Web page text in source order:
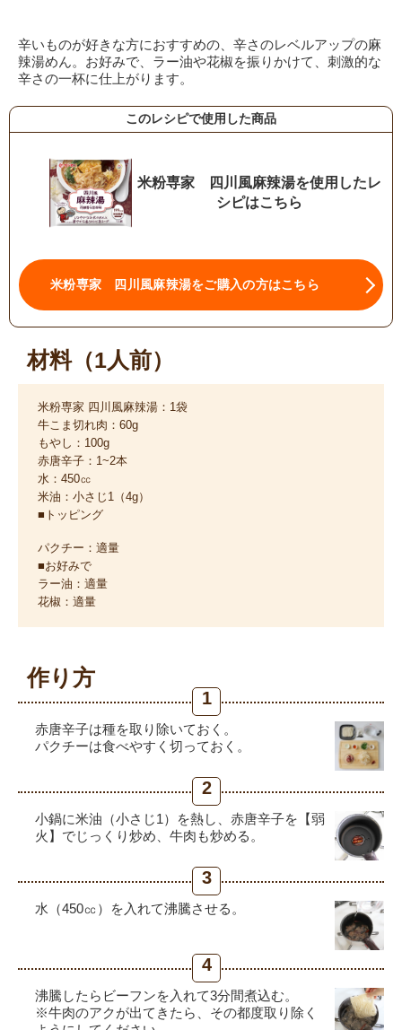
辛いものが好きな方におすすめの、辛さのレベルアップの麻
辣湯めん。お好みで、ラー油や花椒を振りかけて、刺激的な
辛さの一杯に仕上がります。
このレシピで使用した商品
米粉専家 四川風麻辣湯を使用したレ
シピはこちら
米粉専家 四川風麻辣湯をご購入の方はこちら
材料（1人前）
米粉専家 四川風麻辣湯：1袋
牛こま切れ肉：60g
もやし：100g
赤唐辛子：1~2本
水：450㏄
米油：小さじ1（4g）
■トッピング
パクチー：適量
■お好みで
ラー油：適量
花椒：適量
作り方
1
赤唐辛子は種を取り除いておく。
パクチーは食べやすく切っておく。
2
小鍋に米油（小さじ1）を熱し、赤唐辛子を【弱
火】でじっくり炒め、牛肉も炒める。
3
水（450㏄）を入れて沸騰させる。
4
沸騰したらビーフンを入れて3分間煮込む。
※牛肉のアクが出てきたら、その都度取り除く